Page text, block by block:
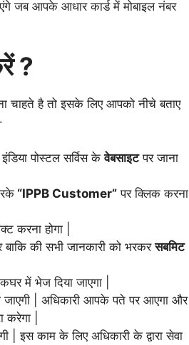
जब आपके आधार कार्ड में मोबाइल नंबर
?
है तो इसके लिए आपको नीचे बताए
पोस्टल सर्विस केवेबसाइटपर जाना
“IPPB Customer” पर क्लिक करना
करना होगा |
की सभी जानकारी को भरकरसबमिट
में भेज दिया जाएगा |
जाएगी | अधिकारी आपके पते पर आएगा और
करेगा |
| इस काम के लिए अधिकारी के द्वारा सेवा